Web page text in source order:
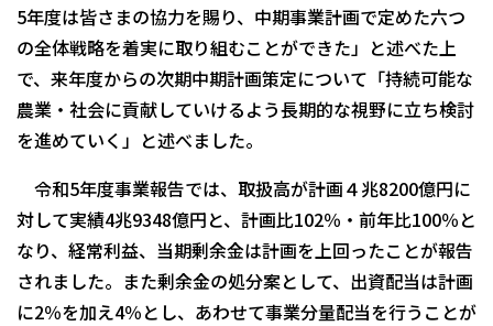
5年度は皆さまの協力を賜り、中期事業計画で定めた六つ
の全体戦略を着実に取り組むことができた」と述べた上
で、来年度からの次期中期計画策定について「持続可能な
農業・社会に貢献していけるよう長期的な視野に立ち検討
を進めていく」と述べました。
令和5年度事業報告では、 取扱高が計画４兆8200億円に
対して実績4兆9348億円と、計画比102％・前年比100％と
なり、経常利益、当期剰余金は計画を上回ったことが報告
されました。また剰余金の処分案として、出資配当は計画
に2％を加え4％とし、あわせて事業分量配当を行うことが